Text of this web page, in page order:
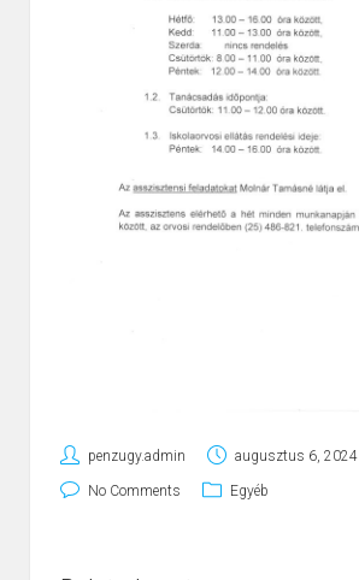
penzugy.admin augusztus 6, 2024
No Comments Egyéb